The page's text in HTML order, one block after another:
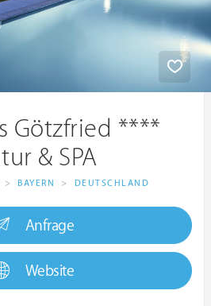
Götzfried ****
& SPA
> BAYERN > DEUTSCHLAND
Anfrage
Website